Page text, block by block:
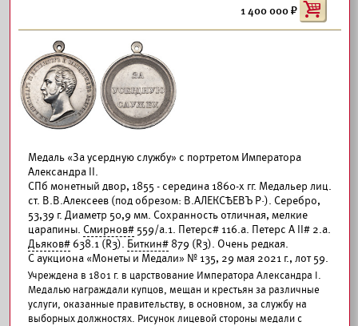
1 400 000
Медаль «За усердную службу» с портретом Императора
Александра II.
СПб монетный двор, 1855 - середина 1860-х гг. Медальер лиц.
ст. В.В.Алексеев (под обрезом: В.АЛЕКСѢЕВЪ Р·). Серебро,
53,39 г. Диаметр 50,9 мм. Сохранность отличная, мелкие
царапины. Смирнов# 559/а.1. Петерс# 116.а. Петерс А II# 2.а.
Дьяков# 638.1 (R3). Биткин# 879 (R3). Очень редкая.
С аукциона «Монеты и Медали» № 135, 29 мая 2021 г., лот 59.
Учреждена в 1801 г. в царствование Императора Александра I.
Медалью награждали купцов, мещан и крестьян за различные
услуги, оказанные правительству, в основном, за службу на
выборных должностях. Рисунок лицевой стороны медали с